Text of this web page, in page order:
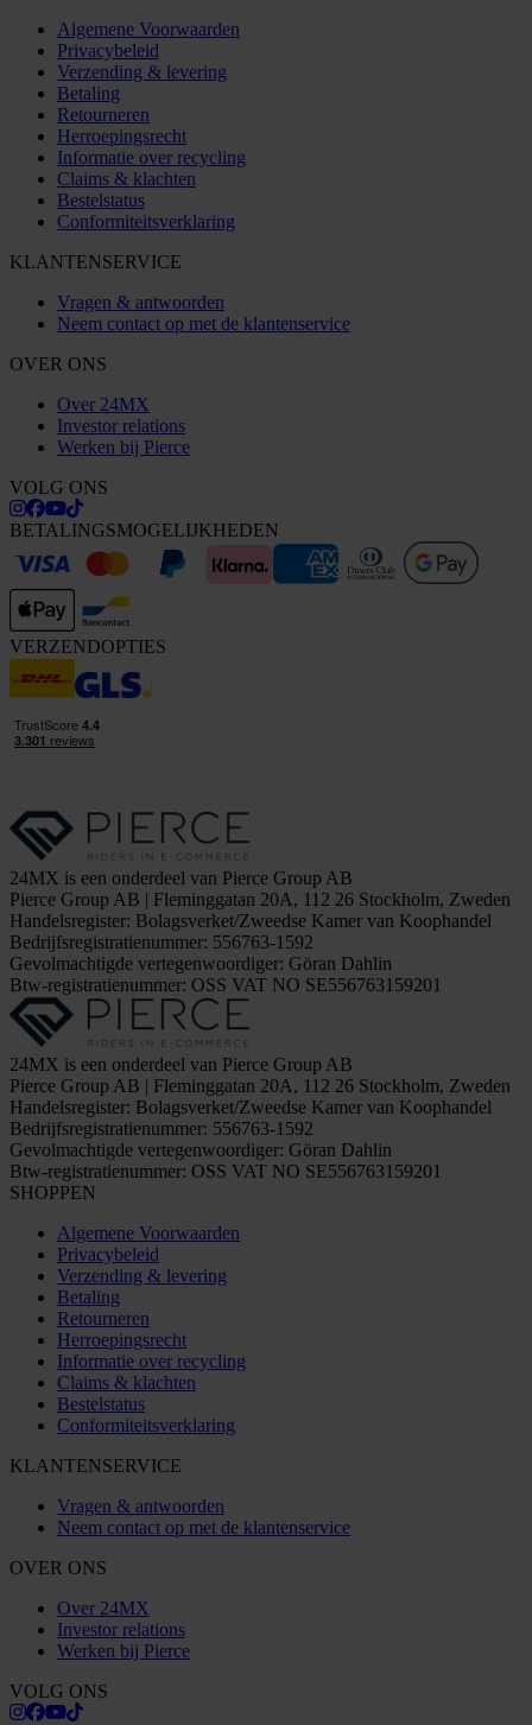
Algemene Voorwaarden
Privacybeleid
Verzending & levering
Betaling
Retourneren
Herroepingsrecht
Informatie over recycling
Claims & klachten
Bestelstatus
Conformiteitsverklaring
KLANTENSERVICE
Vragen & antwoorden
Neem contact op met de klantenservice
OVER ONS
Over 24MX
Investor relations
Werken bij Pierce
VOLG ONS
BETALINGSMOGELIJKHEDEN
VERZENDOPTIES
24MX is een onderdeel van Pierce Group AB
Pierce Group AB | Fleminggatan 20A, 112 26 Stockholm, Zweden
Handelsregister: Bolagsverket/Zweedse Kamer van Koophandel
Bedrijfsregistratienummer: 556763-1592
Gevolmachtigde vertegenwoordiger: Göran Dahlin
Btw-registratienummer: OSS VAT NO SE556763159201
24MX is een onderdeel van Pierce Group AB
Pierce Group AB | Fleminggatan 20A, 112 26 Stockholm, Zweden
Handelsregister: Bolagsverket/Zweedse Kamer van Koophandel
Bedrijfsregistratienummer: 556763-1592
Gevolmachtigde vertegenwoordiger: Göran Dahlin
Btw-registratienummer: OSS VAT NO SE556763159201
SHOPPEN
Algemene Voorwaarden
Privacybeleid
Verzending & levering
Betaling
Retourneren
Herroepingsrecht
Informatie over recycling
Claims & klachten
Bestelstatus
Conformiteitsverklaring
KLANTENSERVICE
Vragen & antwoorden
Neem contact op met de klantenservice
OVER ONS
Over 24MX
Investor relations
Werken bij Pierce
VOLG ONS